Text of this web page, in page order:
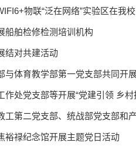
物联“泛在网络”实验区在我
船舶检修检测培训机构
结对共建活动
与体育教学部第一党支部共同开
作处党支部等开展“党建引领 乡
工第二党支部、统战部党支部和
裕禄纪念馆开展主题党日活动